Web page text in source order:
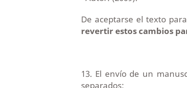
De aceptarse el texto
revertir estos cambios
13. El envío de un
separados: